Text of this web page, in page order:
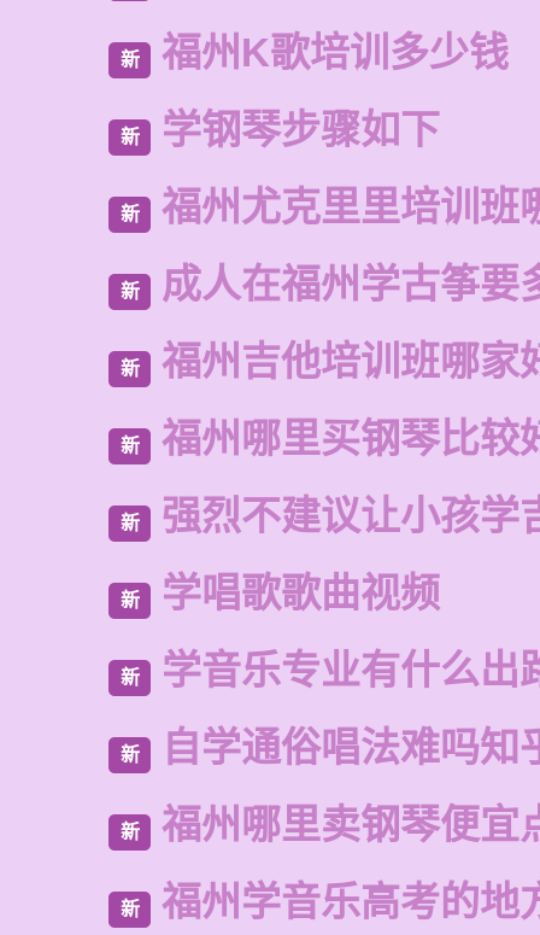
新 福州K歌培训多少钱
新 学钢琴步骤如下
新 福州尤克里里培训班
新 成人在福州学古筝要
新 福州吉他培训班哪家
新 福州哪里买钢琴比较
新 强烈不建议让小孩学
新 学唱歌歌曲视频
新 学音乐专业有什么出
新 自学通俗唱法难吗知
新 福州哪里卖钢琴便宜
新 福州学音乐高考的地